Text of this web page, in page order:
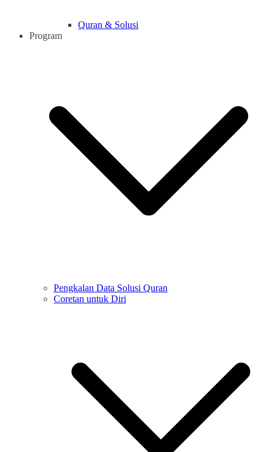
Quran & Solusi
Program
Pengkalan Data Solusi Quran
Coretan untuk Diri